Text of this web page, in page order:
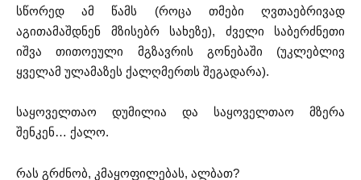
სწორედ ამ წამს (როცა თმები ღვთაებრივად
აგითამაშდნენ მზისებრ სახეზე), ძველი საბერძნეთი
იშვა თითოეული მგზავრის გონებაში (უკლებლივ
ყველამ ულამაზეს ქალღმერთს შეგადარა).
საყოველთაო დუმილია და საყოველთაო მზერა
შენკენ… ქალო.
რას გრძნობ, კმაყოფილებას, ალბათ?